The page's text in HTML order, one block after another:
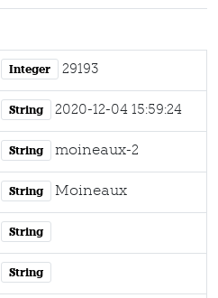
Integer 29193
String 2020-12-04 15:59:24
String moineaux-2
String Moineaux
String
String